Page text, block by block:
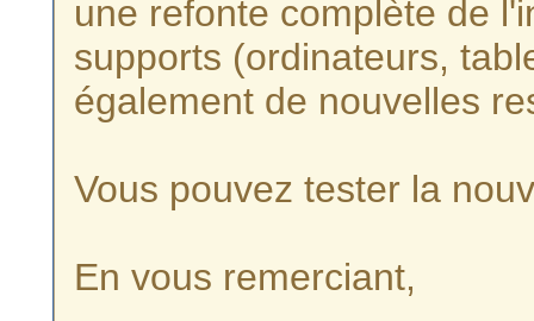
une refonte complète de
supports (ordinateurs,
également de nouvelles
Vous pouvez tester la
En vous remerciant,